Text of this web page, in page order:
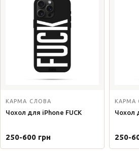
КАРМА СЛОВА
Чохол для iPhone FUCK
250-600 грн
КАРМА
Чохол
250-